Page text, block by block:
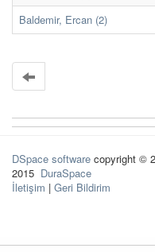
Baldemir, Ercan (2)
DSpace software copyright ©
2015 DuraSpace
İletişim | Geri Bildirim